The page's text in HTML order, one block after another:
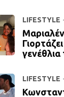
LIFESTYLE
γενέθλια
LIFESTYLE